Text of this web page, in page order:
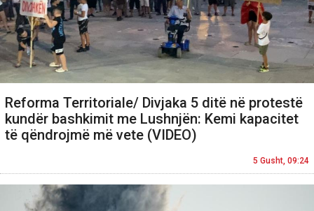
Reforma Territoriale/ Divjaka 5 ditë në protestë
kundër bashkimit me Lushnjën: Kemi kapacitet
të qëndrojmë më vete (VIDEO)
5 Gusht, 09:24